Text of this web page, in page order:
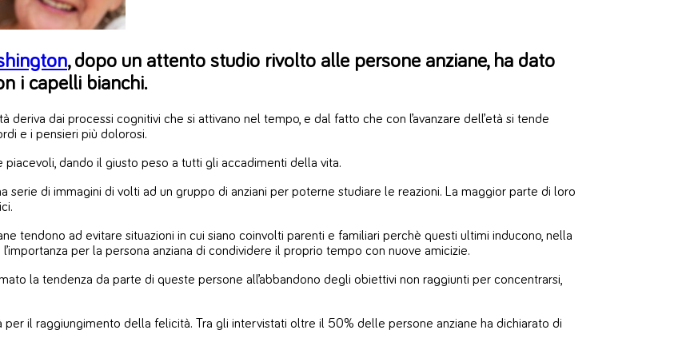
, dopo un attento studio rivolto alle persone anziane, ha dato
i capelli bianchi.
dai processi cognitivi che si attivano nel tempo, e dal fatto che con l’avanzare dell’età si tende
e i pensieri più dolorosi.
dando il giusto peso a tutti gli accadimenti della vita.
serie di immagini di volti ad un gruppo di anziani per poterne studiare le reazioni. La maggior parte di loro
tendono ad evitare situazioni in cui siano coinvolti parenti e familiari perchè questi ultimi inducono, nella
per la persona anziana di condividere il proprio tempo con nuove amicizie.
la tendenza da parte di queste persone all’abbandono degli obiettivi non raggiunti per concentrarsi,
il raggiungimento della felicità. Tra gli intervistati oltre il 50% delle persone anziane ha dichiarato di